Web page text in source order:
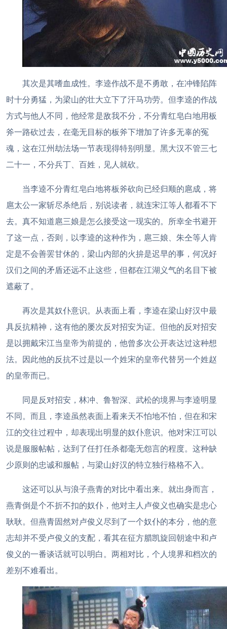
其次是其嗜血成性。李逵作战不是不勇敢，在冲锋陷阵
时十分勇猛，为梁山的壮大立下了汗马功劳。但李逵的作战
方式与他人不同，他经常是敌我不分，不分青红皂白地用板
斧一路砍过去，在毫无目标的板斧下增加了许多无辜的冤
魂，这在江州劫法场一节表现得特别明显。黑大汉不管三七
二十一，不分兵丁、百姓，见人就砍。
当李逵不分青红皂白地将板斧砍向已经归顺的扈成，将
扈太公一家斩尽杀绝后，别说读者，就连宋江等人都看不下
去。真不知道扈三娘是怎么接受这一现实的。所幸全书避开
了这一点，否则，以李逵的这种作为，扈三娘、朱仝等人肯
定是不会善罢甘休的，梁山内部的火拚是迟早的事，何况好
汉们之间的矛盾还远不止这些，但都在江湖义气的名目下被
遮蔽了。
再次是其奴仆意识。从表面上看，李逵在梁山好汉中最
具反抗精神，这有他的屡次反对招安为证。但他的反对招安
是以拥戴宋江当皇帝为前提的，他曾多次公开表达过这种想
法。因此他的反抗不过是以一个姓宋的皇帝代替另一个姓赵
的皇帝而已。
同是反对招安，林冲、鲁智深、武松的境界与李逵明显
不同。而且，李逵虽然表面上看来天不怕地不怕，但在和宋
江的交往过程中，却表现出明显的奴仆意识。他对宋江可以
说是服服帖帖，达到了任打任杀都毫无怨言的程度。这种缺
少原则的忠诚和服帖，与梁山好汉的特立独行格格不入。
这还可以从与浪子燕青的对比中看出来。就出身而言，
燕青倒是个不折不扣的奴仆，他对主人卢俊义也确实是忠心
耿耿。但燕青固然对卢俊义尽到了一个奴仆的本分，他的意
志却并不受卢俊义的支配，看其在征方腊凯旋回朝途中和卢
俊义的一番谈话就可以明白。两相对比，个人境界和档次的
差别不难看出。